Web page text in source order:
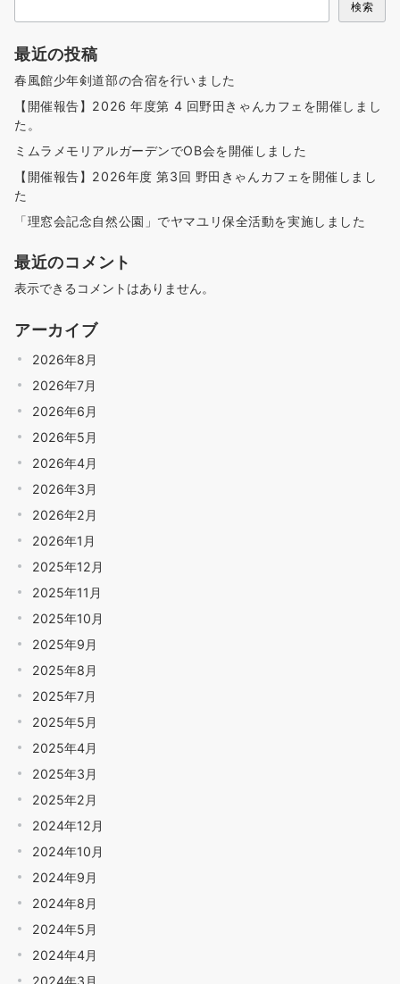
検索
最近の投稿
春風館少年剣道部の合宿を行いました
【開催報告】2026 年度第 4 回野田きゃんカフェを開催しまし
た。
ミムラメモリアルガーデンでOB会を開催しました
【開催報告】2026年度 第3回 野田きゃんカフェを開催しまし
た
「理窓会記念自然公園」でヤマユリ保全活動を実施しました
最近のコメント
表示できるコメントはありません。
アーカイブ
2026年8月
2026年7月
2026年6月
2026年5月
2026年4月
2026年3月
2026年2月
2026年1月
2025年12月
2025年11月
2025年10月
2025年9月
2025年8月
2025年7月
2025年5月
2025年4月
2025年3月
2025年2月
2024年12月
2024年10月
2024年9月
2024年8月
2024年5月
2024年4月
2024年3月